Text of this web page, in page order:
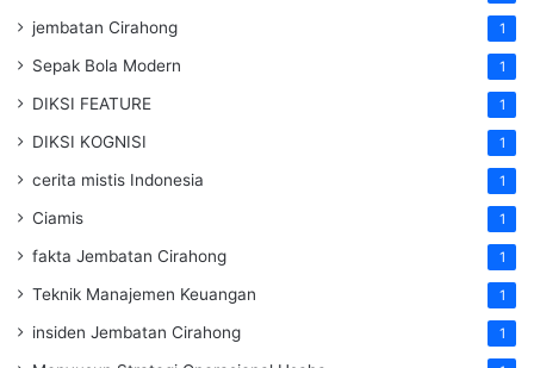
jembatan Cirahong 1
Sepak Bola Modern 1
DIKSI FEATURE 1
DIKSI KOGNISI 1
cerita mistis Indonesia 1
Ciamis 1
fakta Jembatan Cirahong 1
Teknik Manajemen Keuangan 1
insiden Jembatan Cirahong 1